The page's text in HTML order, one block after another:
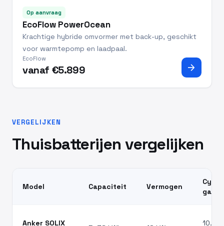
Op aanvraag
EcoFlow PowerOcean
Krachtige hybride omvormer met back-up, geschikt
voor warmtepomp en laadpaal.
EcoFlow
vanaf €5.899 arrow_forward
VERGELIJKEN
Thuisbatterijen vergelijken
Model Capaciteit Vermogen
Cycli /
Anker SOLIX